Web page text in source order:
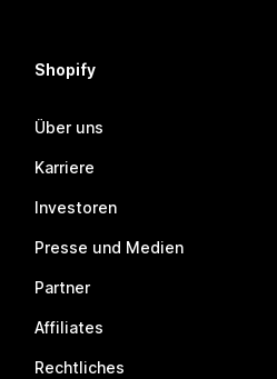
Shopify
Über uns
Karriere
Investoren
Presse und Medien
Partner
Affiliates
Rechtliches